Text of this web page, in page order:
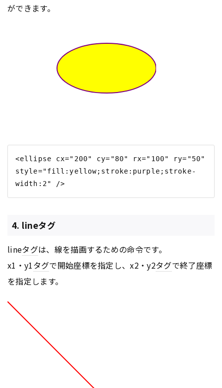
ができます。
<ellipse cx="200" cy="80" rx="100" ry="50"
style="fill:yellow;stroke:purple;stroke-
4. lineタグ
lineタグは、線を描画するための命令です。
x1・y1タグで開始座標を指定し、x2・y2タグで終了座標
を指定します。